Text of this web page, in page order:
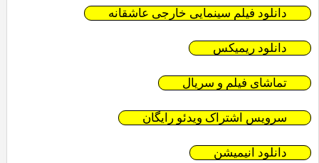
دانلود فیلم سینمایی خارجی عاشقانه
دانلود ریمیکس
تماشای فیلم و سریال
سرویس اشتراک ویدئو رایگان
دانلود انیمیشن